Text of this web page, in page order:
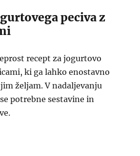
peciva z
recept za jogurtovo
ki ga lahko enostavno
željam. V nadaljevanju
potrebne sestavine in